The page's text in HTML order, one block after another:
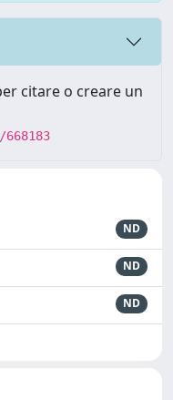
citare o creare un
ND
ND
ND